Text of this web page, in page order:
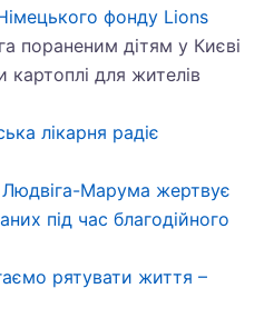
фонду Lions
пораненим дітям у Києві
картоплі для жителів
лікарня радіє
Людвіга-Марума жертвує
під час благодійного
рятувати життя –